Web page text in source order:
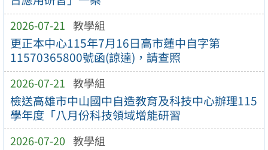
2026-07-21 教學組
更正本中心115年7月16日高市蓮中自字第
11570365800號函(諒達)，請查照
2026-07-21 教學組
檢送高雄市中山國中自造教育及科技中心辦理115
學年度「八月份科技領域增能研習
2026-07-20 教學組